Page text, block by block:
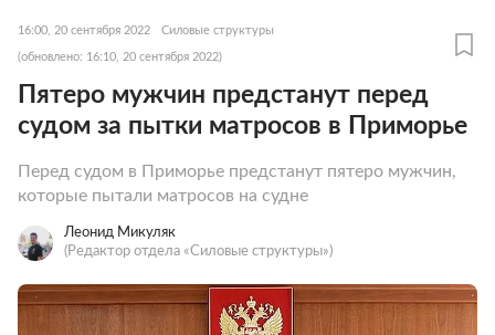
16:00, 20 сентября 2022 Силовые структуры
(обновлено: 16:10, 20 сентября 2022)
Пятеро мужчин предстанут перед
судом за пытки матросов в Приморье
Перед судом в Приморье предстанут пятеро мужчин,
которые пытали матросов на судне
Леонид Микуляк
(Редактор отдела «Силовые структуры»)